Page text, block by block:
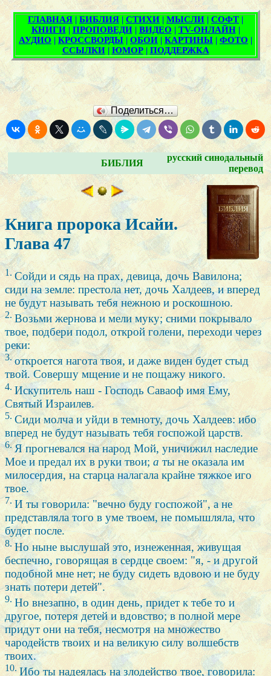
Поделиться…
БИБЛИЯ
русский синодальный
перевод
Книга пророка Исайи.
Глава 47
1.Сойди и сядь на прах, девица, дочь Вавилона;
сиди на земле: престола нет, дочь Халдеев, и вперед
не будут называть тебя нежною и роскошною.
2. Возьми жернова и мели муку; сними покрывало
твое, подбери подол, открой голени, переходи через
реки:
3.откроется нагота твоя, и даже виден будет стыд
твой. Совершу мщение и не пощажу никого.
4.Искупитель наш - Господь Саваоф имя Ему,
Святый Израилев.
5.Сиди молча и уйди в темноту, дочь Халдеев: ибо
вперед не будут называть тебя госпожой царств.
6.Я прогневался на народ Мой, уничижил наследие
Мое и предал их в руки твои;а ты не оказала им
милосердия, на старца налагала крайне тяжкое иго
твое.
7. И ты говорила: "вечно буду госпожой", а не
представляла того в уме твоем, не помышляла, что
будет после.
8.Но ныне выслушай это, изнеженная, живущая
беспечно, говорящая в сердце своем: "я, - и другой
подобной мне нет; не буду сидеть вдовою и не буду
знать потери детей".
9.Но внезапно, в один день, придет к тебе то и
другое, потеря детей и вдовство; в полной мере
придут они на тебя, несмотря на множество
чародейств твоих и на великую силу волшебств
твоих.
10. Ибо ты надеялась на злодейство твое, говорила: